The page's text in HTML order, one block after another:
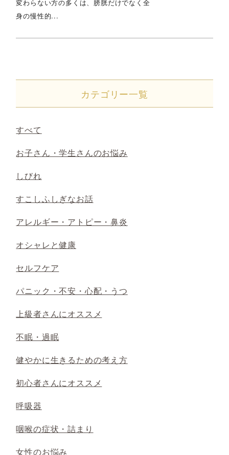
変わらない方の多くは、膀胱だけでなく全
身の慢性的...
カテゴリー一覧
すべて
お子さん・学生さんのお悩み
しびれ
すこしふしぎなお話
アレルギー・アトピー・鼻炎
オシャレと健康
セルフケア
パニック・不安・心配・うつ
上級者さんにオススメ
不眠・過眠
健やかに生きるための考え方
初心者さんにオススメ
呼吸器
咽喉の症状・詰まり
女性のお悩み